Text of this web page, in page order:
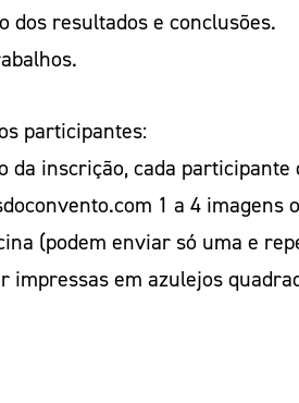
dos resultados e conclusões.
participantes:
da inscrição, cada
1 a 4
(podem enviar só uma e
impressas em azulejos